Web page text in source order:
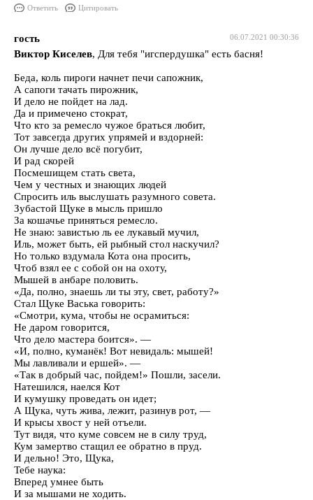
Ответить Цитировать
06.07.2021 00:30:36
гость
Виктор Киселев, Для тебя "игспердушка" есть басня!
Беда, коль пироги начнет печи сапожник,
А сапоги тачать пирожник,
И дело не пойдет на лад.
Да и примечено стократ,
Что кто за ремесло чужое браться любит,
Тот завсегда других упрямей и вздорней:
Он лучше дело всё погубит,
И рад скорей
Посмешищем стать света,
Чем у честных и знающих людей
Спросить иль выслушать разумного совета.
Зубастой Щуке в мысль пришло
За кошачье приняться ремесло.
Не знаю: завистью ль ее лукавый мучил,
Иль, может быть, ей рыбный стол наскучил?
Но только вздумала Кота она просить,
Чтоб взял ее с собой он на охоту,
Мышей в анбаре половить.
«Да, полно, знаешь ли ты эту, свет, работу?»
Стал Щуке Васька говорить:
«Смотри, кума, чтобы не осрамиться:
Не даром говорится,
Что дело мастера боится». —
«И, полно, куманёк! Вот невидаль: мышей!
Мы лавливали и ершей». —
«Так в добрый час, пойдем!» Пошли, засели.
Натешился, наелся Кот
И кумушку проведать он идет;
А Щука, чуть жива, лежит, разинув рот, —
И крысы хвост у ней отъели.
Тут видя, что куме совсем не в силу труд,
Кум замертво стащил ее обратно в пруд.
И дельно! Это, Щука,
Тебе наука:
Вперед умнее быть
И за мышами не ходить.